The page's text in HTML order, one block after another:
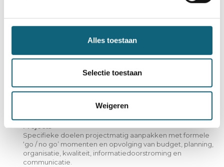
Alles toestaan
Selectie toestaan
Weigeren
fundamentele veranderingen. Via deze module is er de
potentiële oplossingen in kaart te brengen.
en dat van je medewerkers bij de uitvoering van de job
om tijdsverslinders en tijdsverstoorders bij de kraag te
Projects
Specifieke doelen projectmatig aanpakken met formele
‘go / no go’ momenten en opvolging van budget, planning,
organisatie, kwaliteit, informatiedoorstroming en
communicatie.